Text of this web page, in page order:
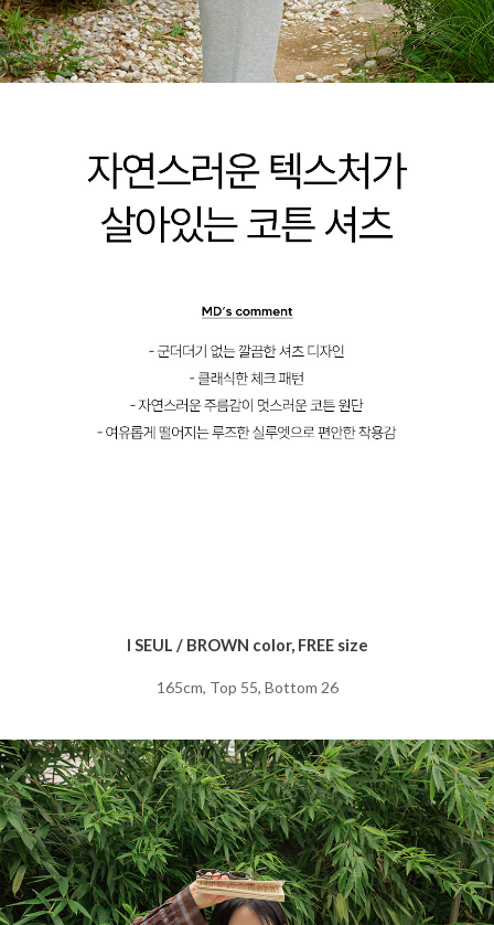
I SEUL / BROWN color, FREE size
165cm, Top 55, Bottom 26